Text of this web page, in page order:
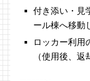
付き添い・見
ール棟へ移動
ロッカー利用
（使用後、返